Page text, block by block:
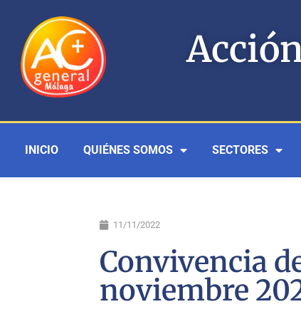
contenido
INICIO QUIÉNES SOMOS SECTORES
11/11/2022
Convivencia
noviembre